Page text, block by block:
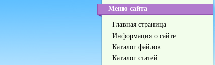
Меню сайта
Главная страница
Информация о сайте
Каталог файлов
Каталог статей